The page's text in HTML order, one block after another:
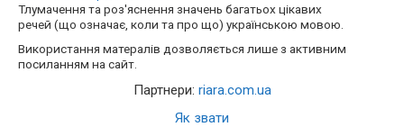
Тлумачення та роз'яснення значень багатьох цікавих
речей (що означає, коли та про що) українською мовою.
Використання матералів дозволяється лише з активним
посиланням на сайт.
Партнери: riara.com.ua
Як звати